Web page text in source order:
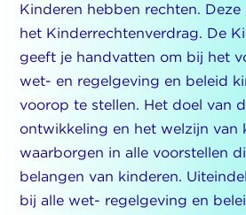
Kinderen hebben rechten. Deze
het Kinderrechtenverdrag. De
geeft je handvatten om bij het
wet- en regelgeving en beleid
voorop te stellen. Het doel van
ontwikkeling en het welzijn van
waarborgen in alle voorstellen
belangen van kinderen.
bij alle wet- regelgeving en